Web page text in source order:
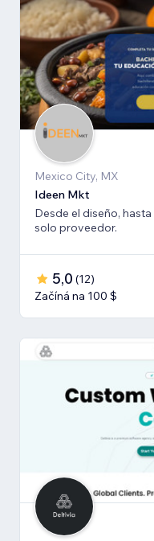
Mexico City, MX
Ideen Mkt
Desde el diseño,
solo proveedor.
5,0 (12)
Začíná na 100 $